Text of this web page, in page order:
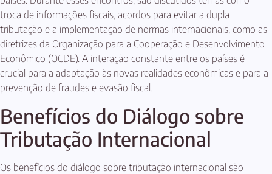
troca de informações fiscais, acordos para evitar a dupla
tributação e a implementação de normas internacionais, como as
diretrizes da Organização para a Cooperação e Desenvolvimento
Econômico (OCDE). A interação constante entre os países é
crucial para a adaptação às novas realidades econômicas e para a
prevenção de fraudes e evasão fiscal.
Benefícios do Diálogo sobre
Tributação Internacional
Os benefícios do diálogo sobre tributação internacional são